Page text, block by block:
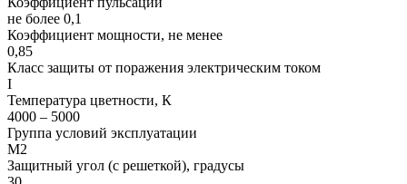
не более 0,1
Коэффициент мощности, не менее
0,85
Класс защиты от поражения электрическим током
I
Температура цветности, К
4000 – 5000
Группа условий эксплуатации
М2
Защитный угол (с решеткой), градусы